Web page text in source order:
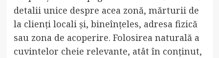
detalii unice despre acea zonă, mărturii de
la clienți locali și, bineînțeles, adresa fizică
sau zona de acoperire. Folosirea naturală a
cuvintelor cheie relevante, atât în conținut,